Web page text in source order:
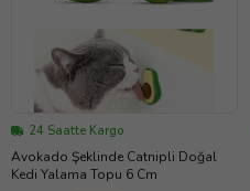
24 Saatte Kargo
Avokado Şeklinde Catnipli Doğal
Kedi Yalama Topu 6 Cm